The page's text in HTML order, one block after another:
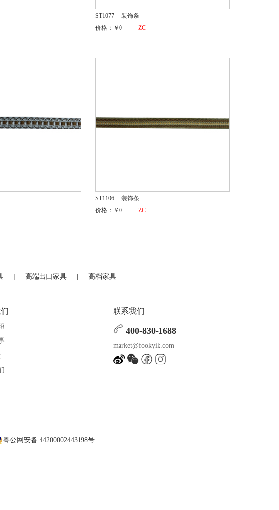
ST1077
装饰条
价格：￥0
ZC
ST1106
装饰条
价格：￥0
ZC
| 高端出口家具 | 高档家具
联系我们
400-830-1688
market@fookyik.com
粤公网安备 44200002443198号